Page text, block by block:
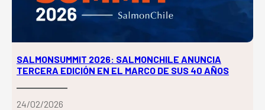
SALMONSUMMIT 2026: SALMONCHILE ANUNCIA
TERCERA EDICIÓN EN EL MARCO DE SUS 40 AÑOS
24/02/2026